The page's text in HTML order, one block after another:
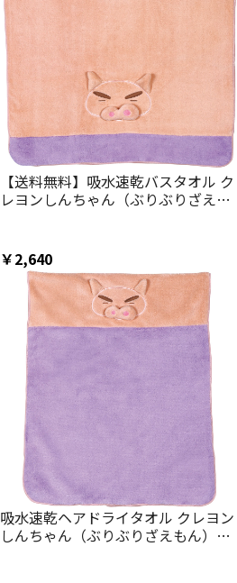
【送料無料】吸水速乾バスタオル ク
レヨンしんちゃん（ぶりぶりざえも
￥2,640
吸水速乾ヘアドライタオル クレヨン
しんちゃん（ぶりぶりざえもん）／